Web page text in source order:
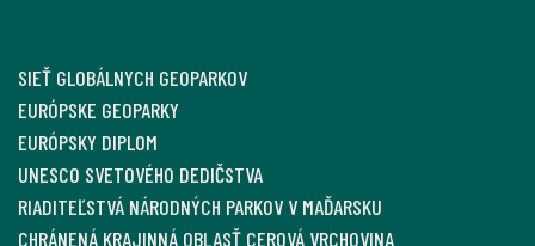
SIEŤ GLOBÁLNYCH GEOPARKOV
EURÓPSKE GEOPARKY
EURÓPSKY DIPLOM
UNESCO SVETOVÉHO DEDIČSTVA
RIADITEĽSTVÁ NÁRODNÝCH PARKOV V MAĎARSKU
CHRÁNENÁ KRAJINNÁ OBLASŤ CEROVÁ VRCHOVINA